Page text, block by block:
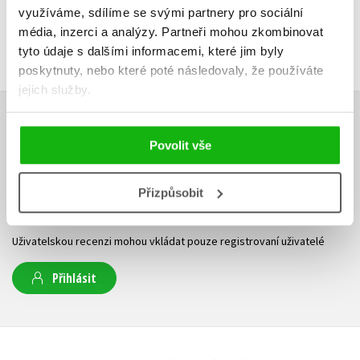
využíváme, sdílíme se svými partnery pro sociální
média, inzerci a analýzy. Partneři mohou zkombinovat
tyto údaje s dalšími informacemi, které jim byly
poskytnuty, nebo které poté následovaly, že používáte
jejich služby.
Povolit vše
Přizpůsobit
HODNOCENÍ ČTENÁŘŮ
V současné době nejsou vytvořena žádná uživatelská hodnocení.
Vaše hodnocení
Uživatelskou recenzi mohou vkládat pouze registrovaní uživatelé
Přihlásit